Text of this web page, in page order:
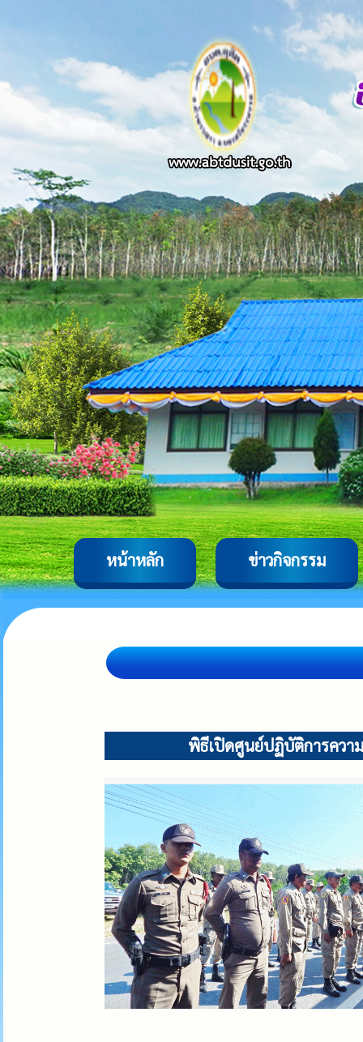
หน้าหลัก ข่าวกิจกรรม
พิธีเปิดศูนย์ปฏิบัติการควา